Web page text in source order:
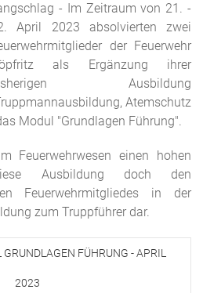
- Im Zeitraum von 21. -
April 2023 absolvierten zwei
der Feuerwehr
als Ergänzung ihrer
Ausbildung
Atemschutz
Modul "Grundlagen Führung".
Feuerwehrwesen einen hohen
Ausbildung doch den
Feuerwehrmitgliedes in der
zum Truppführer dar.
FÜHRUNG - APRIL
2023